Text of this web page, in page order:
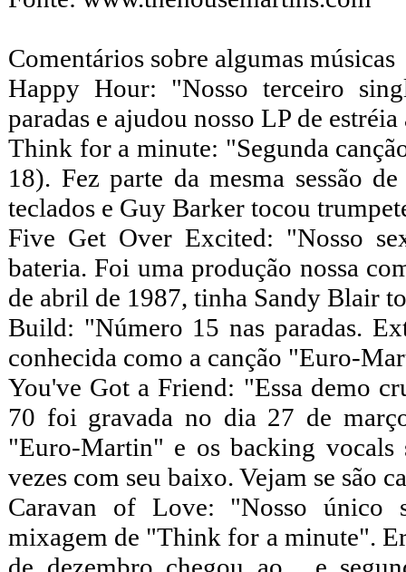
Comentários sobre algumas músicas
Happy Hour: "Nosso terceiro
paradas e ajudou nosso LP de
Think for a minute: "Segunda
18). Fez parte da mesma sessão
teclados e Guy Barker tocou
Five Get Over Excited: "Nosso
bateria. Foi uma produção nossa
de abril de 1987, tinha Sandy Blair
Build: "Número 15 nas paradas.
conhecida como a canção "Euro-
You've Got a Friend: "Essa demo
70 foi gravada no dia 27 de
"Euro-Martin" e os backing vocals
vezes com seu baixo. Vejam se são
Caravan of Love: "Nosso único
mixagem de "Think for a minute".